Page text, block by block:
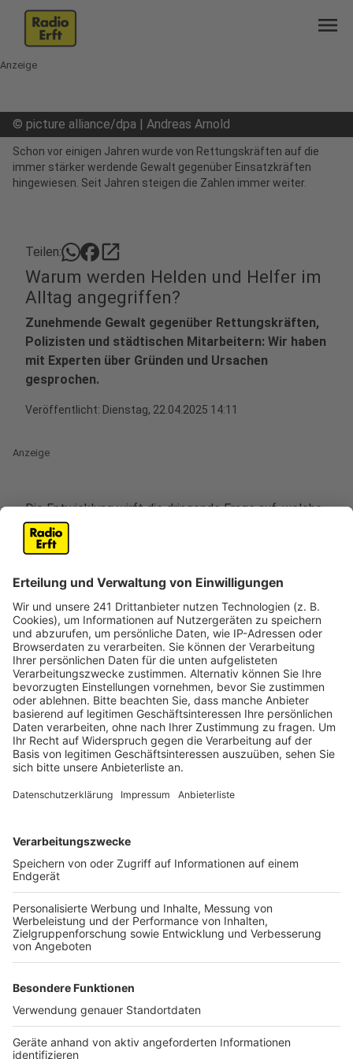
menu
Anzeige
© picture alliance/dpa | Andreas Arnold
Schon vor einigen Jahren wurde von Rettungskräften auf die
immer stärker werdende Gewalt gegenüber Einsatzkräften
hingewiesen. Seit Jahren steigen die Zahlen immer weiter.
Teilen: open_in_new
Warum werden Helden und Helfer im
Alltag angegriffen?
Zunehmende Gewalt gegenüber Rettungskräften,
Polizisten und städtischen Mitarbeitern: Wir haben
mit Experten über Gründen und Ursachen
gesprochen.
Veröffentlicht: Dienstag, 22.04.2025 14:11
Anzeige
Die Entwicklung wirft die dringende Frage auf, welche
Faktoren zu dieser Eskalation beitragen. Eine tiefere
Analyse bei den verschiedenen Bereichen zeigt, dass
sind. Im Folgenden werden die zentralen Gründe
zusammengefasst, die zu den gestiegenen Fallzahlen
führen
Anzeige
Gesellschaftliche Spannungen und Polarisierung:
Die zunehmende gesellschaftliche Polarisierung
und Konflikte führen zu einer allgemeinen
Aggressivität gegenüber Autoritätspersonen und
Frustration und Stress: Wirtschaftliche
Prozesse tragen zu einer erhöhten
Gewaltbereitschaft bei.
Alkoholmissbrauch: Ein signifikanter Anteil der
die Hemmschwelle für Gewalt senkt.
Mangelnder Respekt und Anerkennung: Ein
allgemeiner Mangel an Respekt und Anerkennung
Mitarbeitern führt zu vermehrten Angriffen.
Stressgeladene Situationen: Rettungskräfte und
städtische Mitarbeiter sind oft in emotional
aufgeladenen und unvorhersehbaren Situationen